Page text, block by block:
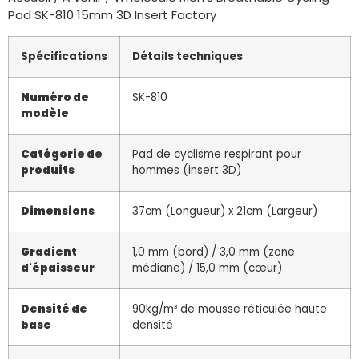
Pad SK-810 15mm 3D Insert Factory
Spécifications Détails techniques
Numéro de
modèle
SK-810
Catégorie de
produits
Pad de cyclisme respirant pour
hommes (insert 3D)
Dimensions 37cm (Longueur) x 21cm (Largeur)
Gradient
d'épaisseur
1,0 mm (bord) / 3,0 mm (zone
médiane) / 15,0 mm (cœur)
Densité de
base
90kg/m³ de mousse réticulée haute
densité